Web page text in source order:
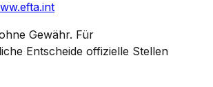
Gewähr. Für
Entscheide offizielle Stellen